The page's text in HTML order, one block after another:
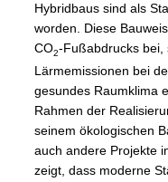
Hybridbaus sind als
worden. Diese
CO2-Fußabdrucks bei,
Lärmemissionen bei
gesundes Raumklima
Rahmen der
seinem ökologischen
auch andere Projekte
zeigt, dass moderne